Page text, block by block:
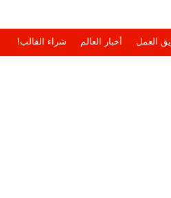
العمل أخبار العالم شراء القالب!